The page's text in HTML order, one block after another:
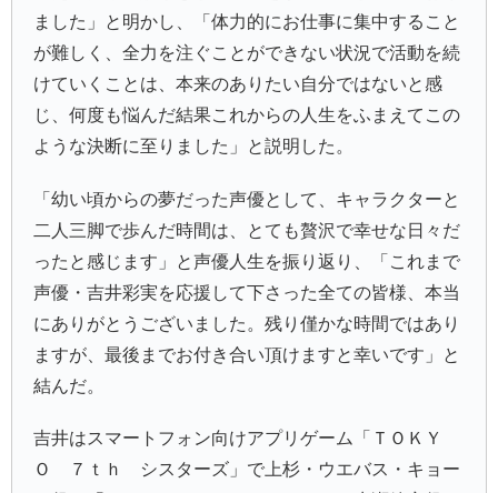
ました」と明かし、「体力的にお仕事に集中すること
が難しく、全力を注ぐことができない状況で活動を続
けていくことは、本来のありたい自分ではないと感
じ、何度も悩んだ結果これからの人生をふまえてこの
ような決断に至りました」と説明した。
「幼い頃からの夢だった声優として、キャラクターと
二人三脚で歩んだ時間は、とても贅沢で幸せな日々だ
ったと感じます」と声優人生を振り返り、「これまで
声優・吉井彩実を応援して下さった全ての皆様、本当
にありがとうございました。残り僅かな時間ではあり
ますが、最後までお付き合い頂けますと幸いです」と
結んだ。
吉井はスマートフォン向けアプリゲーム「 ＴＯＫＹ
Ｏ ７ｔｈ シスターズ 」で上杉・ ウエバス・キョー